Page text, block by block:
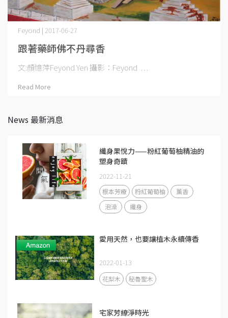
跟著藥師佛不丹尋香
Feyond | 2017-06-27
文:顏憶萍Feyond Yen 攝影：Feyond ⋯
Read More
News 最新消息
纖身果悅力——粉紅葡萄柚精油的
塑身奇蹟
2022-11-21
根本芳療 粉紅葡萄柚
薰香
泡澡
纖身
愛用天然，也要讓植木永續傳香
2022-01-13
花梨木 秘魯聖木
宅家芳繚淨時光